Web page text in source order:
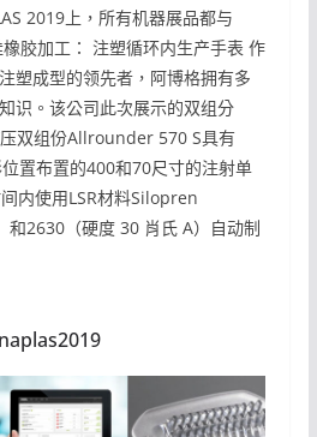
2019上，所有机器展品都与
胶加工： 注塑循环内生产手表 作
塑成型的领先者，阿博格拥有多
识。该公司此次展示的双组分
压双组份Allrounder 570 S具有
置布置的400和70尺寸的注射单
内使用LSR材料Silopren
和2630（硬度 30 肖氏 A）自动制